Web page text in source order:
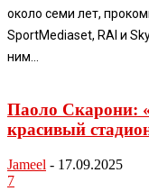
около семи лет,
SportMediaset, RAI и
ним...
Паоло Скарони:
красивый
Jameel - 17.09.2025
7